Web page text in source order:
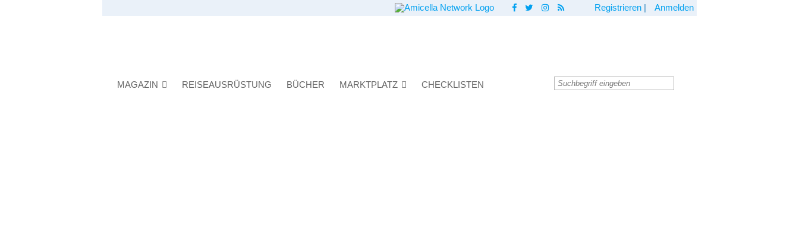
Registrieren Anmelden
MAGAZIN REISEAUSRÜSTUNG BÜCHER MARKTPLATZ CHECKLISTEN